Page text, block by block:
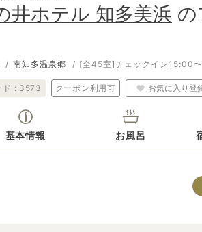
井ホテル 知多美浜 の
南知多温泉郷 [全45室]チェックイン15:00
ド : 3573 クーポン利用可 お気に入り登
基本情報 お風呂